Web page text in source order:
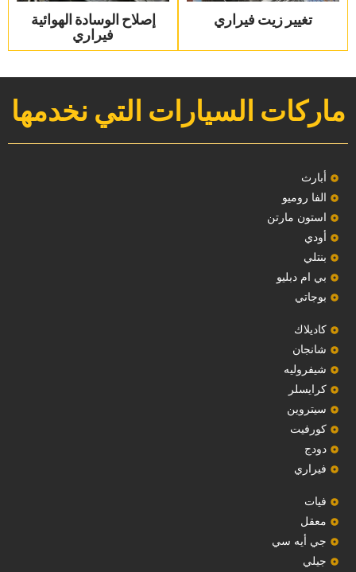
تغيير زيت فيراري
‏إصلاح الوسادة الهوائية
فيراري‏
ماركات السيارات التي نخدمها
‏أبارث‏
الفا روميو
استون مارتن
أودي
بنتلي
بي ام دبليو
بوجاتي
كاديلاك
‏شانجان‏
شيفروليه
‏كرايسلر‏
سيتروين
‏كورفيت‏
دودج
فيراري
فيات
معقل
‏جي أيه سي‏
جيلي